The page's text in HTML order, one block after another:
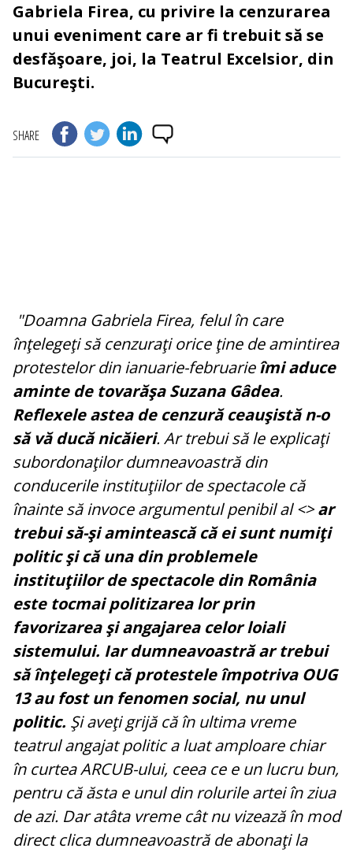
Gabriela Firea, cu privire la cenzurarea
unui eveniment care ar fi trebuit să se
desfăşoare, joi, la Teatrul Excelsior, din
Bucureşti.
SHARE
"Doamna Gabriela Firea, felul în care
înţelegeţi să cenzuraţi orice ţine de amintirea
protestelor din ianuarie-februarieîmi aduce
aminte de tovarăşa Suzana Gâdea.
Reflexele astea de cenzură ceauşistă n-o
să vă ducă nicăieri. Ar trebui să le explicaţi
subordonaţilor dumneavoastră din
conducerile instituţiilor de spectacole că
înainte să invoce argumentul penibil al <>ar
trebui să-şi amintească că ei sunt numiţi
politic şi că una din problemele
instituţiilor de spectacole din România
este tocmai politizarea lor prin
favorizarea şi angajarea celor loiali
sistemului. Iar dumneavoastră ar trebui
să înţelegeţi că protestele împotriva OUG
13 au fost un fenomen social, nu unul
politic. Şi aveţi grijă că în ultima vreme
teatrul angajat politic a luat amploare chiar
în curtea ARCUB-ului, ceea ce e un lucru bun,
pentru că ăsta e unul din rolurile artei în ziua
de azi. Dar atâta vreme cât nu vizează în mod
direct clica dumneavoastră de abonaţi la